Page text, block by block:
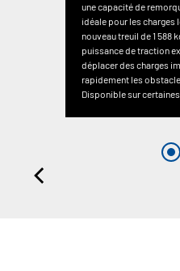
une capacité de
idéale pour les charges
nouveau treuil de 1 588
puissance de traction
déplacer des charges
rapidement les
Disponible sur